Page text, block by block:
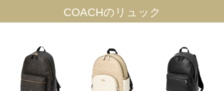
COACHのリュック